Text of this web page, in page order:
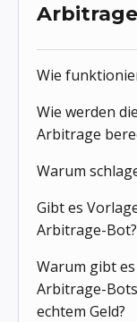
Wie
Wie werden
Arbitrage
Warum
Gibt es
Arbitrage-Bot?
Warum gibt
Arbitrage-
echtem Geld?